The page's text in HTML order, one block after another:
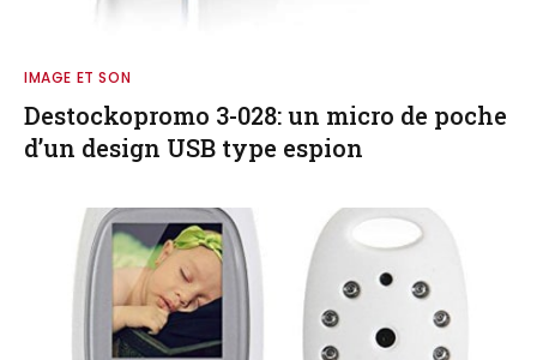
IMAGE ET SON
Destockopromo 3-028: un micro de poche
d’un design USB type espion